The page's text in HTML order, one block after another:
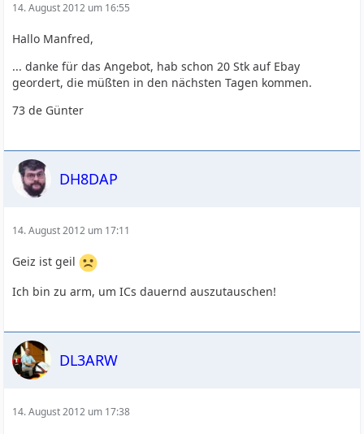
14. August 2012 um 16:55
Hallo Manfred,
... danke für das Angebot, hab schon 20 Stk auf Ebay
geordert, die müßten in den nächsten Tagen kommen.
73 de Günter
DH8DAP
14. August 2012 um 17:11
Geiz ist geil
Ich bin zu arm, um ICs dauernd auszutauschen!
DL3ARW
14. August 2012 um 17:38